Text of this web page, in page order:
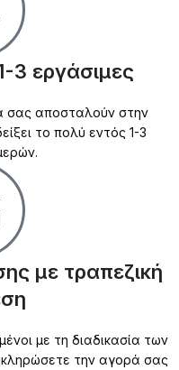
3 εργάσιμες
σας αποσταλούν στην
το πολύ εντός 1-3
με τραπεζική
με τη διαδικασία των
την αγορά σας